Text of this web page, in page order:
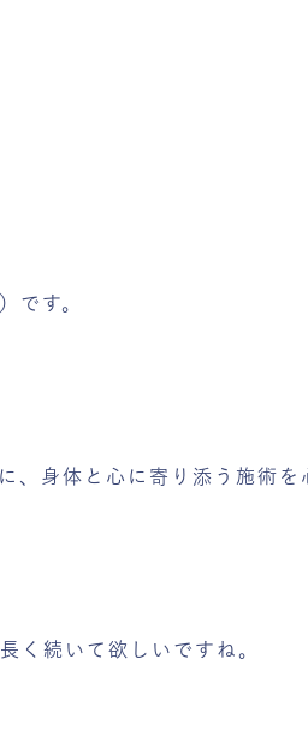
です。
、身体と心に寄り添う施術を
く続いて欲しいですね。